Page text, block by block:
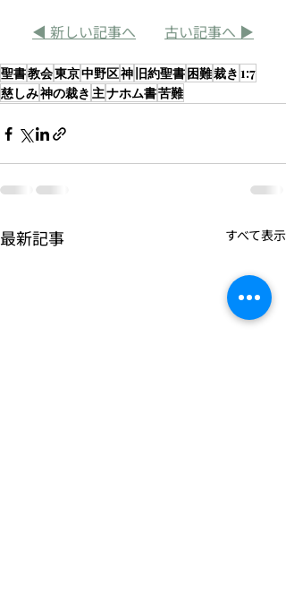
◀ 新しい記事へ
古い記事へ ▶
聖書教会東京中野区神旧約聖書困難裁き 1:7
慈しみ神の裁き 主ナホム書苦難
最新記事 すべて表示